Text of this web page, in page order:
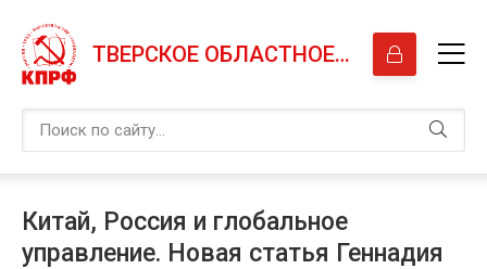
ТВЕРСКОЕ ОБЛАСТНОЕ ОТДЕЛЕНИЕ КПРФ
Китай, Россия и глобальное
управление. Новая статья Геннадия